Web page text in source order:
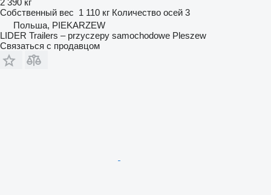
Собственный вес 1 110 кг Количество осей 3
Польша, PIEKARZEW
LIDER Trailers – przyczepy samochodowe Pleszew
Связаться с продавцом